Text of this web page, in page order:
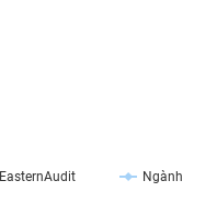
EasternAudit Ngành